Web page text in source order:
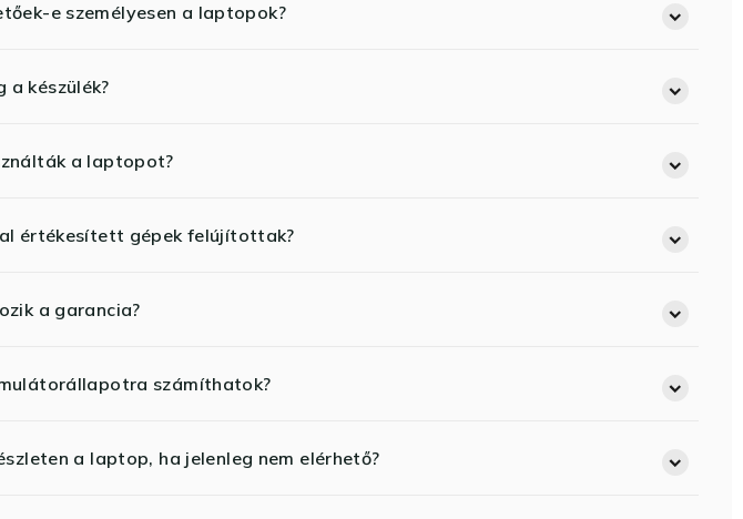
e személyesen a laptopok?
a készülék?
a laptopot?
értékesített gépek felújítottak?
a garancia?
számíthatok?
a laptop, ha jelenleg nem elérhető?